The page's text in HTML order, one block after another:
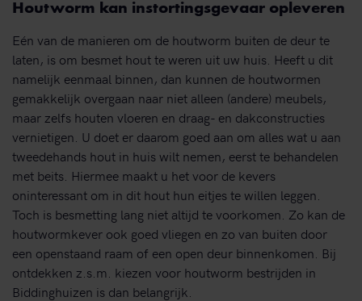
Houtworm kan instortingsgevaar opleveren
Eén van de manieren om de houtworm buiten de deur te
laten, is om besmet hout te weren uit uw huis. Heeft u dit
namelijk eenmaal binnen, dan kunnen de houtwormen
gemakkelijk overgaan naar niet alleen (andere) meubels,
maar zelfs houten vloeren en draag- en dakconstructies
vernietigen. U doet er daarom goed aan om alles wat u aan
tweedehands hout in huis wilt nemen, eerst te behandelen
met beits. Hiermee maakt u het voor de kevers
oninteressant om in dit hout hun eitjes te willen leggen.
Toch is besmetting lang niet altijd te voorkomen. Zo kan de
houtwormkever ook goed vliegen en zo van buiten door
een openstaand raam of een open deur binnenkomen. Bij
ontdekken z.s.m. kiezen voor houtworm bestrijden in
Biddinghuizen is dan belangrijk.